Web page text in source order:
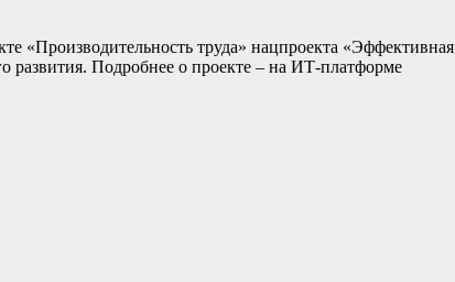
«Производительность труда» нацпроекта «Эффективная
развития. Подробнее о проекте – на ИТ-платформе